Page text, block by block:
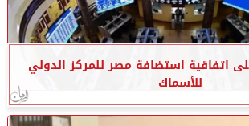
اتفاقية استضافة مصر للمركز الدولي
للأسماك